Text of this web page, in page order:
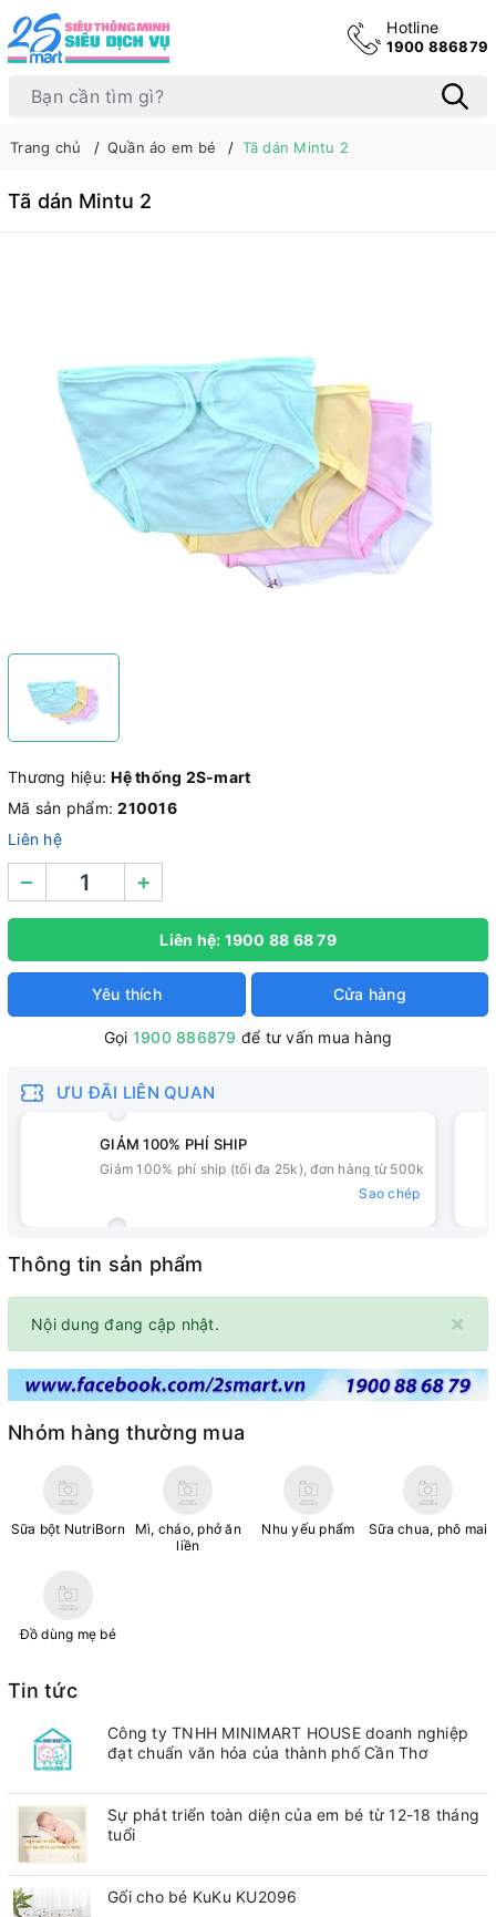
Hotline
1900 886879
Trang chủ Quần áo em bé Tã dán Mintu 2
Tã dán Mintu 2
Thương hiệu:Hệ thống 2S-mart
Mã sản phẩm:210016
Liên hệ
– +
Liên hệ: 1900 88 68 79
Yêu thích Cửa hàng
Gọi 1900 886879 để tư vấn mua hàng
ƯU ĐÃI LIÊN QUAN
GIẢM 100% PHÍ SHIP
Giảm 100% phí ship (tối đa 25k), đơn hàng từ 500k
Sao chép
Thông tin sản phẩm
×
Nội dung đang cập nhật.
Nhóm hàng thường mua
Sữa bột NutriBorn
Mì, cháo, phở ăn
liền
Nhu yếu phẩm Sữa chua, phô mai
Đồ dùng mẹ bé
Tin tức
Công ty TNHH MINIMART HOUSE doanh nghiệp
đạt chuẩn văn hóa của thành phố Cần Thơ
Sự phát triển toàn diện của em bé từ 12-18 tháng
tuổi
Gối cho bé KuKu KU2096